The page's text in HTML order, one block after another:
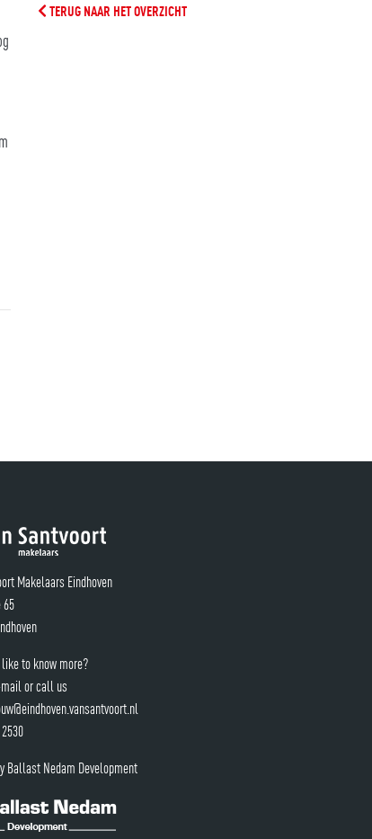
TERUG NAAR HET OVERZICHT
Makelaars Eindhoven
to know more?
or call us
Ballast Nedam Development